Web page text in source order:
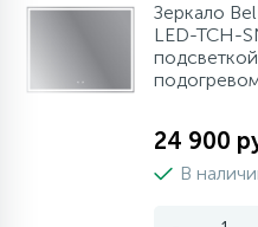
Душевые гарнитуры
Зеркало
LED-TCH-
24 900
В